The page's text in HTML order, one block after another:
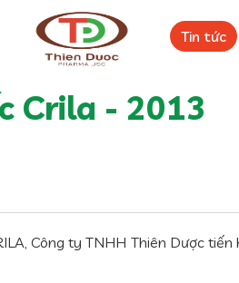
Tin tức
Crila - 2013
Công ty TNHH Thiên Dược